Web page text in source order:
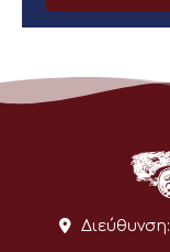
Διεύθυνση: